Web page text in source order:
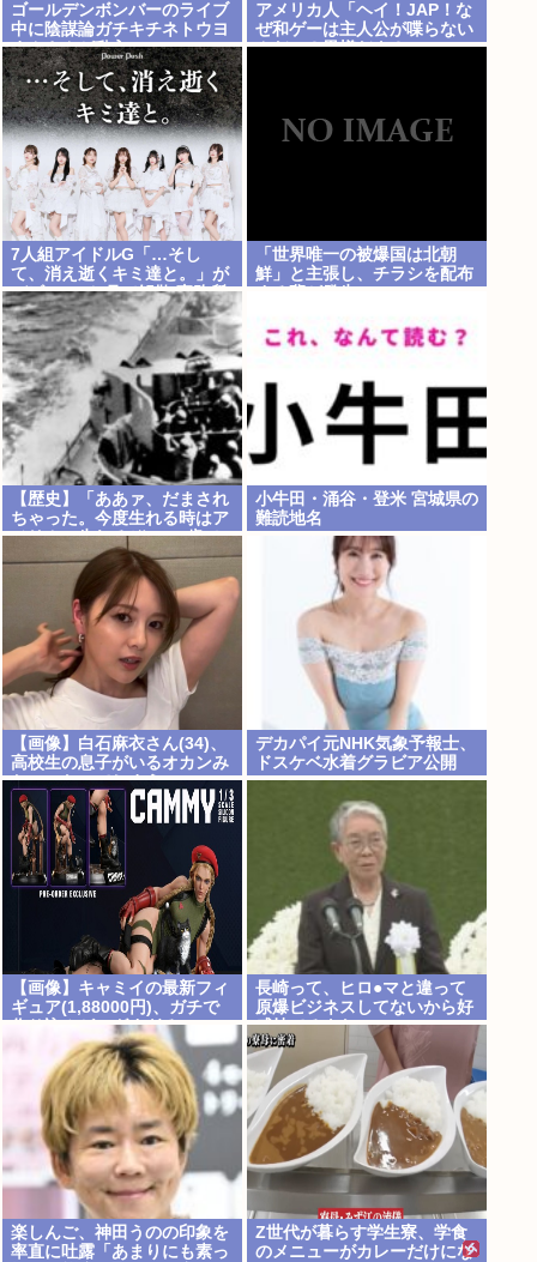
ゴールデンボンバーのライブ
中に陰謀論ガチキチネトウヨ
まんさんが乱入www
アメリカ人「ヘイ！JAP！な
ぜ和ゲーは主人公が喋らない
んだい？異様だよ？」
7人組アイドルG「…そし
て、消え逝くキミ達と。」が
デビュー3か月で解散 事務所
が事業継続困難なため
「世界唯一の被爆国は北朝
鮮」と主張し、チラシを配布
【歴史】「ああァ、だまされ
ちゃった。今度生れる時はア
メリカへ生れるぞ」 22歳で
戦死した特攻隊員が出撃前の
日記に残した”本音”
小牛田・涌谷・登米 宮城県の
難読地名
【画像】白石麻衣さん(34)、
高校生の息子がいるオカンみ
たいになってしまう
デカパイ元NHK気象予報士、
ドスケベ水着グラビア公開
【画像】キャミイの最新フィ
ギュア(1,88000円)、ガチで
作り込みがエグすぎる
長崎って、ヒロ●マと違って
原爆ビジネスしてないから好
感持てるよな
楽しんご、神田うのの印象を
率直に吐露「あまりにも素っ
Z世代が暮らす学生寮、学食
のメニューがカレーだけにな